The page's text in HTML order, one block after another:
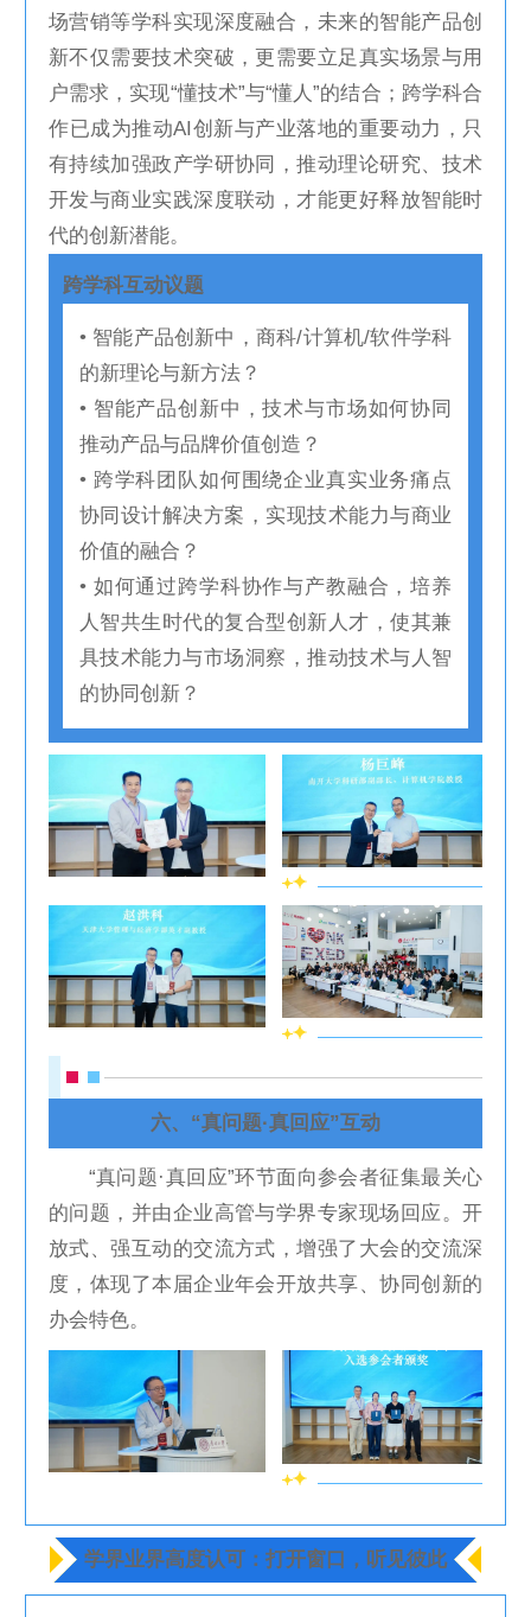
场营销等学科实现深度融合，未来的智能产品创
新不仅需要技术突破，更需要立足真实场景与用
户需求，实现“懂技术”与“懂人”的结合；跨学科合
作已成为推动AI创新与产业落地的重要动力，只
有持续加强政产学研协同，推动理论研究、技术
开发与商业实践深度联动，才能更好释放智能时
代的创新潜能。
跨学科互动议题
• 智能产品创新中，商科/计算机/软件学科
的新理论与新方法？
• 智能产品创新中，技术与市场如何协同
推动产品与品牌价值创造？
• 跨学科团队如何围绕企业真实业务痛点
协同设计解决方案，实现技术能力与商业
价值的融合？
• 如何通过跨学科协作与产教融合，培养
人智共生时代的复合型创新人才，使其兼
具技术能力与市场洞察，推动技术与人智
的协同创新？
六、“真问题·真回应”互动
“真问题·真回应”环节面向参会者征集最关心
的问题，并由企业高管与学界专家现场回应。开
放式、强互动的交流方式，增强了大会的交流深
度，体现了本届企业年会开放共享、协同创新的
办会特色。
学界业界高度认可：打开窗口，听见彼此